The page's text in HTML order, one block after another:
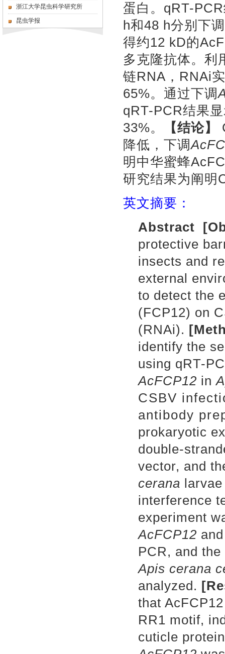
浙江大学昆虫科学研究所
昆虫学报
蛋白。 qRT-PCR
h和48 h分别下
得约12 kD的
多克隆抗体。利
链RNA ， RNAi
65%。通过下调
qRT-PCR结果
33%。 【结论】
降低，下调
明中华蜜蜂
研究结果为阐明
英文摘要：
Abstract [
protective
insects and
external
to detect the
(FCP12) on
(RNAi). [
identify the
using qRT-
AcFCP12 in
CSBV
antibody
prokaryotic
double-
vector, and
cerana
interference
experiment
AcFCP12
PCR, and
Apis cerana
analyzed. [
that
RR1 motif,
cuticle